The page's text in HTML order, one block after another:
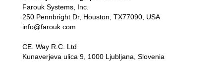
Farouk Systems, Inc.
250 Pennbright Dr, Houston, TX77090, USA
info@farouk.com
CE. Way R.C. Ltd
Kunaverjeva ulica 9, 1000 Ljubljana, Slovenia